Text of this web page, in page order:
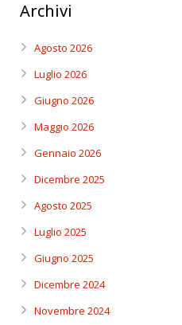
Archivi
Agosto 2026
Luglio 2026
Giugno 2026
Maggio 2026
Gennaio 2026
Dicembre 2025
Agosto 2025
Luglio 2025
Giugno 2025
Dicembre 2024
Novembre 2024